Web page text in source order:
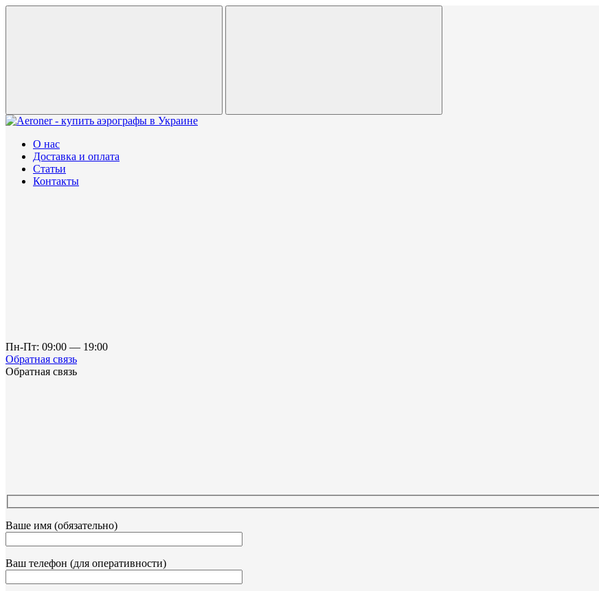
О нас
Доставка и оплата
Статьи
Контакты
Пн-Пт: 09:00 — 19:00
Обратная связь
Обратная связь
Ваше имя (обязательно)
Ваш телефон (для оперативности)